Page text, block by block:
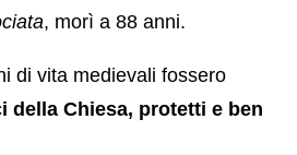
, morì a 88 anni.
di vita medievali fossero
della Chiesa, protetti e ben